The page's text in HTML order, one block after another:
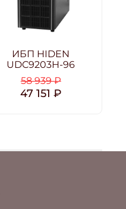
ИБП HIDEN
UDC9203H-96
58 939 ₽
47 151 ₽